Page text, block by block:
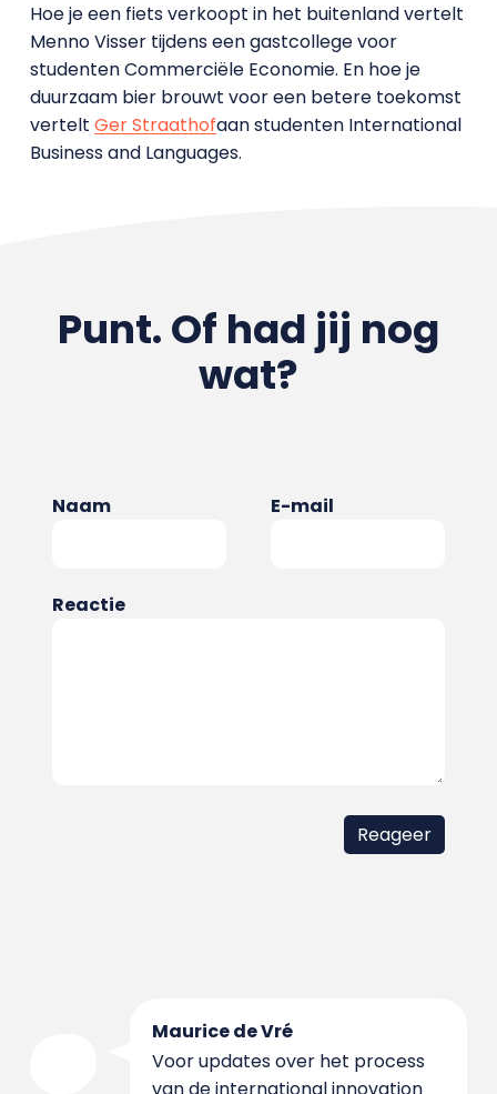
Hoe je een fiets verkoopt in het buitenland vertelt
Menno Visser tijdens een gastcollege voor
studenten Commerciële Economie. En hoe je
duurzaam bier brouwt voor een betere toekomst
vertelt Ger Straathofaan studenten International
Business and Languages.
Punt. Of had jij nog
wat?
Naam E-mail
Reactie
Maurice de Vré
Voor updates over het process